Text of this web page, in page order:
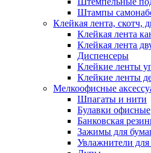
Штампы
Клейкая лента, скотч,
Клейкая лента
Клейкая лента
Диспенсеры
Клейкие ленты
Клейкие ленты
Мелкоофисные
Шпагаты и нити
Булавки офисные
Банковская
Зажимы для
Увлажнители для